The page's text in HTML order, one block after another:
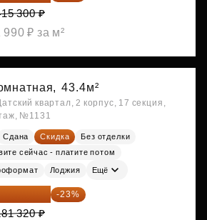
300 ₽
990 ₽ за м²
43.4м²
квартал, 2 корпус, 17 секция,
№1131
Сдана Скидка
Без отделки
сейчас - платите потом
Лоджия Ещё
616 ₽ -23%
320 ₽